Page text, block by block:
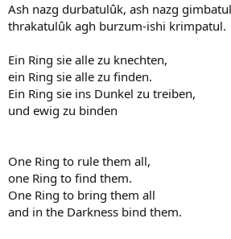
Ash nazg durbatulûk, ash nazg
thrakatulûk agh burzum-ishi krimpatul.
Ein Ring sie alle zu knechten,
ein Ring sie alle zu finden.
Ein Ring sie ins Dunkel zu treiben,
und ewig zu binden
One Ring to rule them all,
one Ring to find them.
One Ring to bring them all
and in the Darkness bind them.